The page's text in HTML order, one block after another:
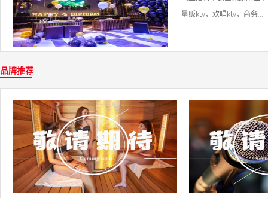
量贩ktv，欢唱ktv，商务...
品牌推荐